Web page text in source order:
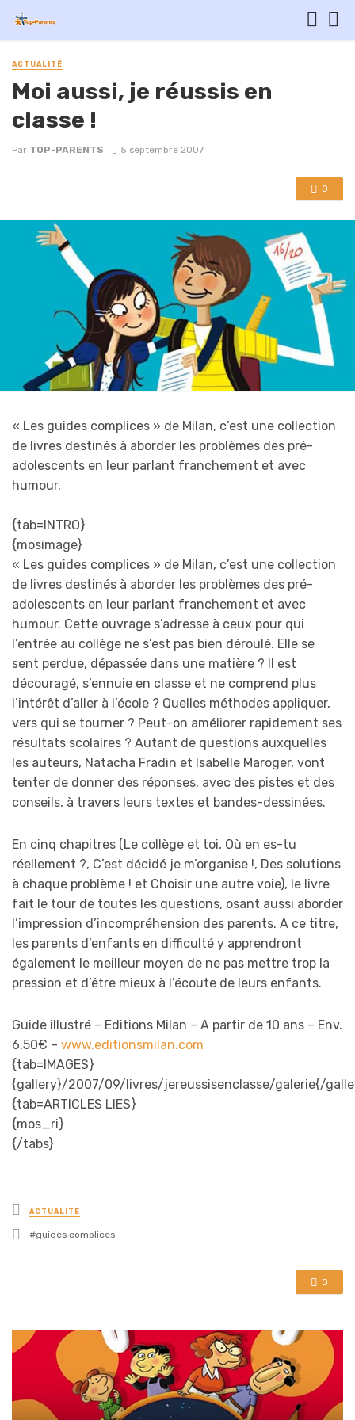
ACTUALITÉ
Moi aussi, je réussis en
classe !
Par TOP-PARENTS 5 septembre 2007
0
« Les guides complices » de Milan, c’est une collection
de livres destinés à aborder les problèmes des pré-
adolescents en leur parlant franchement et avec
humour.
{tab=INTRO}
{mosimage}
« Les guides complices » de Milan, c’est une collection
de livres destinés à aborder les problèmes des pré-
adolescents en leur parlant franchement et avec
humour. Cette ouvrage s’adresse à ceux pour qui
l’entrée au collège ne s’est pas bien déroulé. Elle se
sent perdue, dépassée dans une matière ? Il est
découragé, s’ennuie en classe et ne comprend plus
l’intérêt d’aller à l’école ? Quelles méthodes appliquer,
vers qui se tourner ? Peut-on améliorer rapidement ses
résultats scolaires ? Autant de questions auxquelles
les auteurs, Natacha Fradin et Isabelle Maroger, vont
tenter de donner des réponses, avec des pistes et des
conseils, à travers leurs textes et bandes-dessinées.
En cinq chapitres (Le collège et toi, Où en es-tu
réellement ?, C’est décidé je m’organise !, Des solutions
à chaque problème ! et Choisir une autre voie), le livre
fait le tour de toutes les questions, osant aussi aborder
l’impression d’incompréhension des parents. A ce titre,
les parents d’enfants en difficulté y apprendront
également le meilleur moyen de ne pas mettre trop la
pression et d’être mieux à l’écoute de leurs enfants.
Guide illustré – Editions Milan – A partir de 10 ans – Env.
6,50€ – www.editionsmilan.com
{tab=IMAGES}
{gallery}/2007/09/livres/jereussisenclasse/galerie{/
{tab=ARTICLES LIES}
{mos_ri}
{/tabs}
Posted
in
ACTUALITÉ
Tagged
guides complices
0